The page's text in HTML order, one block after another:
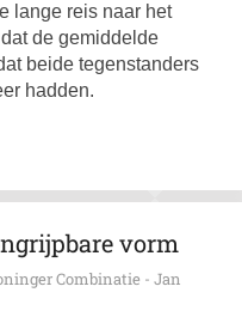
lange reis naar het
de gemiddelde
beide tegenstanders
hadden.
vorm
Combinatie - Jan